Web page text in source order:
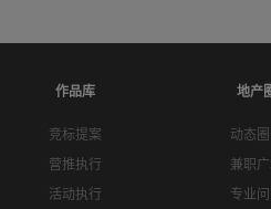
作品库
竞标提案
营推执行
活动执行
地产
动态
兼职
专业